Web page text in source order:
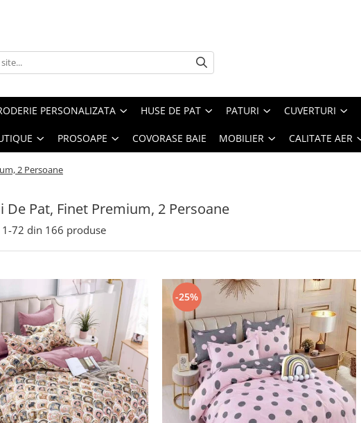
PERSONALIZATA HUSE DE PAT PATURI CUVERTURI
PROSOAPE COVORASE BAIE MOBILIER CALITATE AER
2 Persoane
De Pat, Finet Premium, 2 Persoane
1-72 din 166 produse
-25%